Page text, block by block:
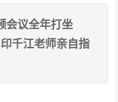
会议全年打坐
千江老师亲自指